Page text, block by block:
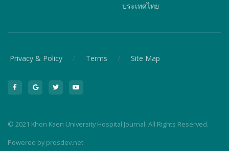
ประเทศไทย
Privacy & Policy / Terms / Site Map
© 2021 Khon Kaen University Hospital Journal. All Rights Reserved.
Powered by prosdev.net